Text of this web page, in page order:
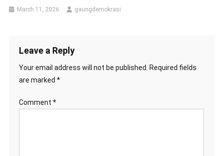
March 11, 2026 gaungdemokrasi
Leave a Reply
Your email address will not be published.
Required fields
are marked *
Comment *